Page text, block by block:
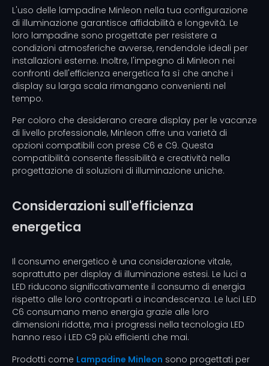
L'uso delle lampadine Minleon nella tua configurazione
di illuminazione garantisce affidabilità e longevità. Le
loro lampadine sono progettate per resistere a
condizioni atmosferiche avverse, rendendole ideali per
installazioni esterne. Inoltre, l'impegno di Minleon nei
confronti dell'efficienza energetica fa sì che anche i
display su larga scala rimangano convenienti nel
tempo.
Per coloro che desiderano creare display per le vacanze
di livello professionale, Minleon offre una varietà di
opzioni compatibili con prese C6 e C9. Questa
compatibilità consente flessibilità e creatività nella
progettazione di soluzioni di illuminazione uniche.
Considerazioni sull'efficienza
energetica
Il consumo energetico è una considerazione vitale,
soprattutto per display di illuminazione estesi. Le luci a
LED riducono significativamente il consumo di energia
rispetto alle loro controparti a incandescenza. Le luci LED
C6 consumano meno energia grazie alle loro
dimensioni ridotte, ma i progressi nella tecnologia LED
hanno reso i LED C9 più efficienti che mai.
Prodotti come Lampadine Minleon sono progettati per